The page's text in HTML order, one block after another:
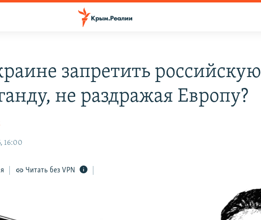
запретить российскую
не раздражая Европу?
16:00
Читать без VPN